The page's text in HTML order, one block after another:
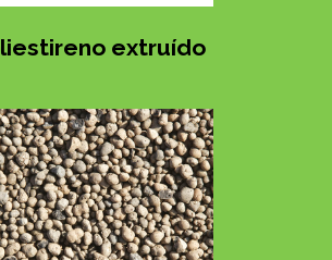
extruído